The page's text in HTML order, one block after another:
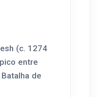
(c. 1274
entre
de